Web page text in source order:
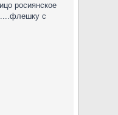
росиянское
с